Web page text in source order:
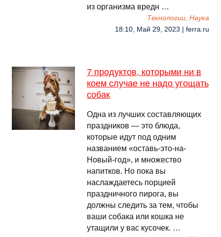
из организма вредн …
Технологии, Наука
18:10, Май 29, 2023 | ferra.ru
7 продуктов, которыми ни в
коем случае не надо угощать
собак
Одна из лучших составляющих
праздников — это блюда,
которые идут под одним
названием «оставь-это-на-
Новый-год», и множество
напитков. Но пока вы
наслаждаетесь порцией
праздничного пирога, вы
должны следить за тем, чтобы
ваши собака или кошка не
утащили у вас кусочек. …